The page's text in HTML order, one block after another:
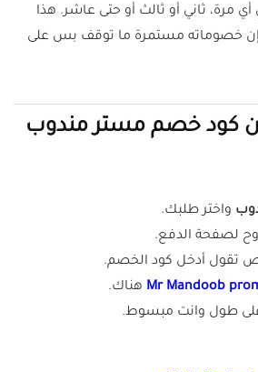
ثاني أو ثالث أو حتى عاشر. هذا
إن خصوماته مستمرة ما توقف بس على
كود خصم مستر مندوب
واختر طلبك.
Mr Mandoob